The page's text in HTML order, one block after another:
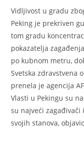
Vidljivost u gradu
Peking je prekriven
tom gradu
pokazatelja
po kubnom metru,
Svetska zdravstvena
prenela je agencija
Vlasti u Pekingu su
su najveći zagađivači
svojih stanova,